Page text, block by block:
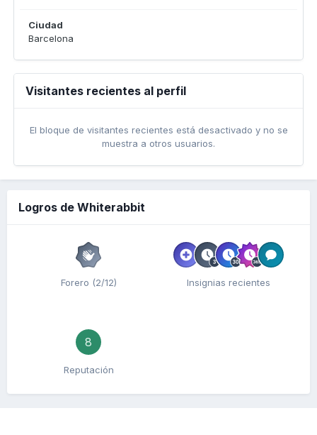
Ciudad
Barcelona
Visitantes recientes al perfil
El bloque de visitantes recientes está desactivado y no se
muestra a otros usuarios.
Logros de Whiterabbit
Forero (2/12) Insignias recientes
8
Reputación